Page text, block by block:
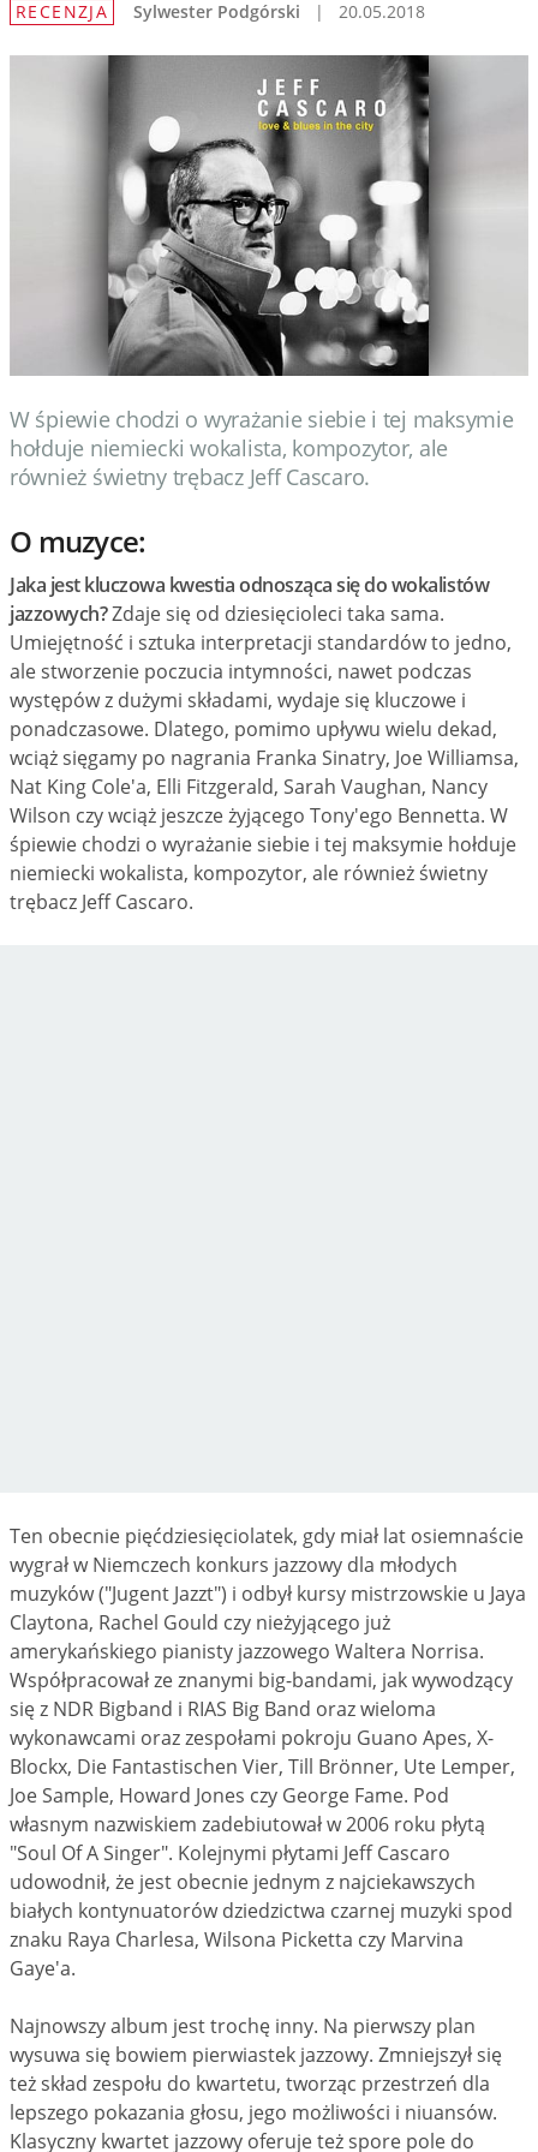
Wydarzenia
Wywiady
Muzyka
Filmy
RECENZJA Sylwester Podgórski | 20.05.2018
W śpiewie chodzi o wyrażanie siebie i tej maksymie
hołduje niemiecki wokalista, kompozytor, ale
również świetny trębacz Jeff Cascaro.
O muzyce:
Jaka jest kluczowa kwestia odnosząca się do wokalistów
jazzowych?Zdaje się od dziesięcioleci taka sama.
Umiejętność i sztuka interpretacji standardów to jedno,
ale stworzenie poczucia intymności, nawet podczas
występów z dużymi składami, wydaje się kluczowe i
ponadczasowe. Dlatego, pomimo upływu wielu dekad,
wciąż sięgamy po nagrania Franka Sinatry, Joe Williamsa,
Nat King Cole'a, Elli Fitzgerald, Sarah Vaughan, Nancy
Wilson czy wciąż jeszcze żyjącego Tony'ego Bennetta. W
śpiewie chodzi o wyrażanie siebie i tej maksymie hołduje
niemiecki wokalista, kompozytor, ale również świetny
trębacz Jeff Cascaro.
Ten obecnie pięćdziesięciolatek, gdy miał lat osiemnaście
wygrał w Niemczech konkurs jazzowy dla młodych
muzyków ("Jugent Jazzt") i odbył kursy mistrzowskie u Jaya
Claytona, Rachel Gould czy nieżyjącego już
amerykańskiego pianisty jazzowego Waltera Norrisa.
Współpracował ze znanymi big-bandami, jak wywodzący
się z NDR Bigband i RIAS Big Band oraz wieloma
wykonawcami oraz zespołami pokroju Guano Apes, X-
Blockx, Die Fantastischen Vier, Till Brönner, Ute Lemper,
Joe Sample, Howard Jones czy George Fame. Pod
własnym nazwiskiem zadebiutował w 2006 roku płytą
"Soul Of A Singer". Kolejnymi płytami Jeff Cascaro
udowodnił, że jest obecnie jednym z najciekawszych
białych kontynuatorów dziedzictwa czarnej muzyki spod
znaku Raya Charlesa, Wilsona Picketta czy Marvina
Gaye'a.
Najnowszy album jest trochę inny. Na pierwszy plan
wysuwa się bowiem pierwiastek jazzowy. Zmniejszył się
też skład zespołu do kwartetu, tworząc przestrzeń dla
lepszego pokazania głosu, jego możliwości i niuansów.
Klasyczny kwartet jazzowy oferuje też spore pole do